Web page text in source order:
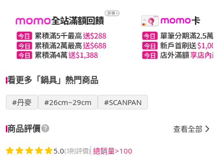
看更多「鍋具」熱門商品
#丹麥 #26cm~29cm #SCANPAN
商品評價 查看全部
5.0(3則評價) 總銷量>100